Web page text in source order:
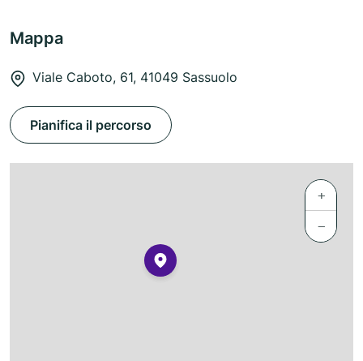
Mappa
Viale Caboto, 61, 41049 Sassuolo
Pianifica il percorso
+
−